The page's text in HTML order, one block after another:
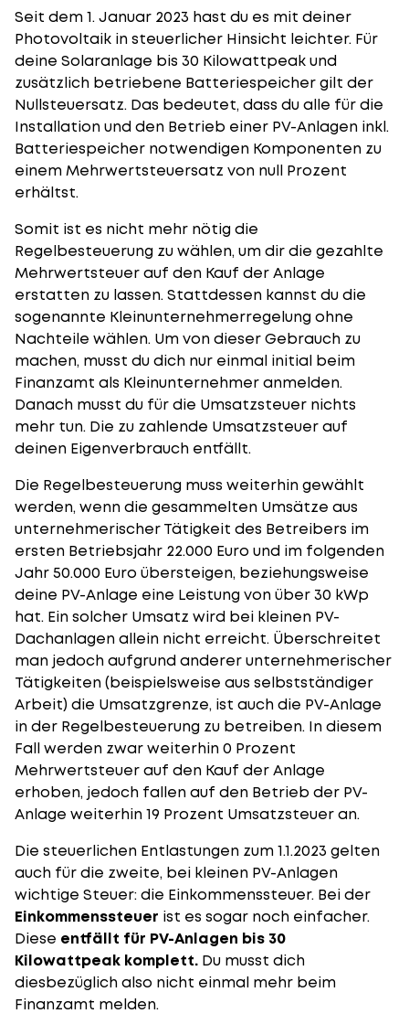
Seit dem 1. Januar 2023 hast du es mit deiner
Photovoltaik in steuerlicher Hinsicht leichter. Für
deine Solaranlage bis 30 Kilowattpeak und
zusätzlich betriebene Batteriespeicher gilt der
Nullsteuersatz. Das bedeutet, dass du alle für die
Installationund den Betrieb einer PV-Anlagen inkl.
Batteriespeicher notwendigen Komponenten zu
einem Mehrwertsteuersatz von null Prozent
erhältst.
Somit ist es nicht mehr nötig die
Regelbesteuerung zu wählen, um dir die gezahlte
Mehrwertsteuer auf den Kauf der Anlage
erstatten zu lassen. Stattdessen kannst du die
sogenannte Kleinunternehmerregelung ohne
Nachteile wählen. Um von dieser Gebrauch zu
machen, musst du dich nur einmal initial beim
Finanzamt als Kleinunternehmer anmelden.
Danach musst du für die Umsatzsteuer nichts
mehr tun. Die zu zahlende Umsatzsteuer auf
deinen Eigenverbrauch entfällt.
Die Regelbesteuerung muss weiterhin gewählt
werden, wenn die gesammelten Umsätze aus
unternehmerischer Tätigkeit des Betreibers im
ersten Betriebsjahr 22.000 Euro und im folgenden
Jahr 50.000 Euro übersteigen, beziehungsweise
deine PV-Anlage eine Leistung von über 30 kWp
hat. Ein solcher Umsatz wird bei kleinen PV-
Dachanlagen allein nicht erreicht. Überschreitet
man jedoch aufgrund anderer unternehmerischer
Tätigkeiten (beispielsweise aus selbstständiger
Arbeit) die Umsatzgrenze, ist auch die PV-Anlage
in der Regelbesteuerung zu betreiben. In diesem
Fall werden zwar weiterhin 0 Prozent
Mehrwertsteuer auf den Kauf der Anlage
erhoben, jedoch fallen auf den Betrieb der PV-
Anlage weiterhin 19 Prozent Umsatzsteuer an.
Die steuerlichen Entlastungen zum 1.1.2023 gelten
auch für die zweite, bei kleinen PV-Anlagen
wichtige Steuer: die Einkommenssteuer. Bei der
Einkommenssteuer ist es sogar noch einfacher.
Diese entfällt für PV-Anlagen bis 30
Kilowattpeak komplett. Du musst dich
diesbezüglich also nicht einmal mehr beim
Finanzamt melden.